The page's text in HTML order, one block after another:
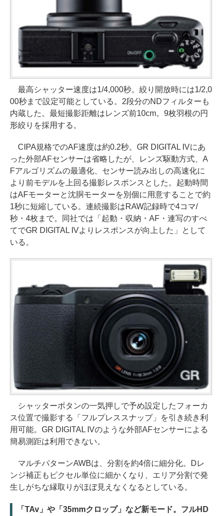
最高シャッター速度は1/4,000秒。絞り開放時には1/2,0
00秒まで設定可能としている。2段分のNDフィルターも
内蔵した。最短撮影距離はレンズ前10cm。9枚羽根の円
形絞りを採用する。
CIPA規格でのAF速度は約0.2秒。GR DIGITAL IVにあ
った外部AFセンサーは省略したが、レンズ駆動方式、A
Fアルゴリズムの最適化、センサー読み出しの高速化に
より前モデルを上回る撮影レスポンスとした。起動時間
はAFモーターと沈胴モーターを別個に用意することで約
1秒に短縮している。連続撮影はRAW記録時で4コマ/
秒・4枚まで。同社では「起動・収納・AF・連写のすべ
てでGR DIGITAL IVよりレスポンスが向上した」として
いる。
シャッターボタンの一気押しで予め設定したフォーカ
ス位置で撮影する「フルプレススナップ」を引き続き利
用可能。GR DIGITAL IVのような外部AFセンサーによる
簡易測距は利用できない。
マルチパターンAWBは、分割を約4倍に細分化。Dレ
ンジ補正もピクセル単位に細かくなり、エリア分割で発
生しがちな縁取りがほぼ見えなくなるとしている。
「TAv」や「35mmクロップ」など新モード。フルHD